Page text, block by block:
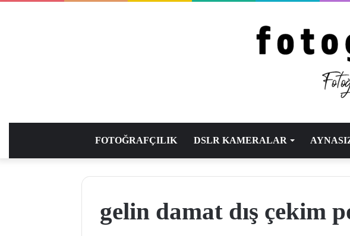
FOTOĞRAFÇILIK DSLR KAMERALAR
gelin damat dış çekim